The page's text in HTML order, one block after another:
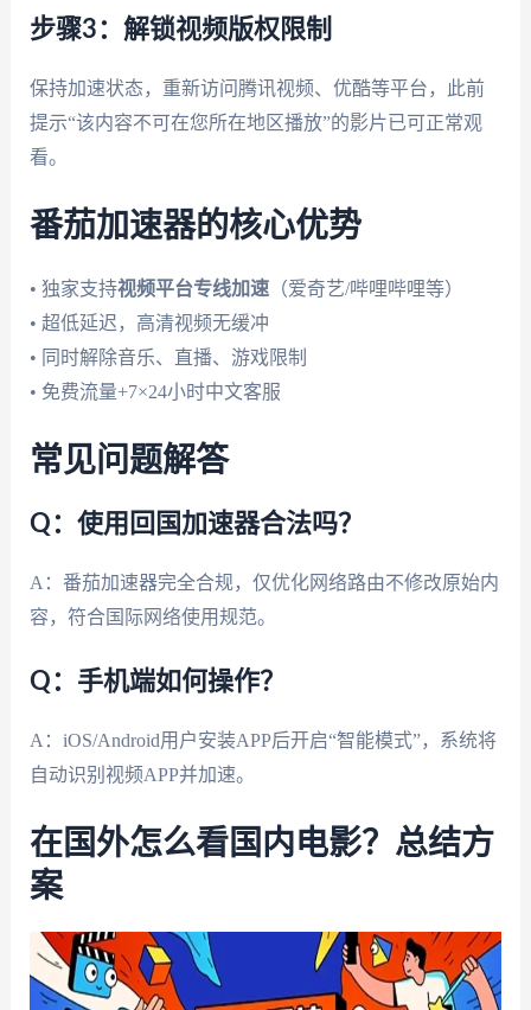
步骤3：解锁视频版权限制
保持加速状态，重新访问腾讯视频、优酷等平台，此前
提示“该内容不可在您所在地区播放”的影片已可正常观
看。
番茄加速器的核心优势
• 独家支持视频平台专线加速（爱奇艺/哔哩哔哩等）
• 超低延迟，高清视频无缓冲
• 同时解除音乐、直播、游戏限制
• 免费流量+7×24小时中文客服
常见问题解答
Q：使用回国加速器合法吗？
A：番茄加速器完全合规，仅优化网络路由不修改原始内
容，符合国际网络使用规范。
Q：手机端如何操作？
A：iOS/Android用户安装APP后开启“智能模式”，系统将
自动识别视频APP并加速。
在国外怎么看国内电影？总结方
案